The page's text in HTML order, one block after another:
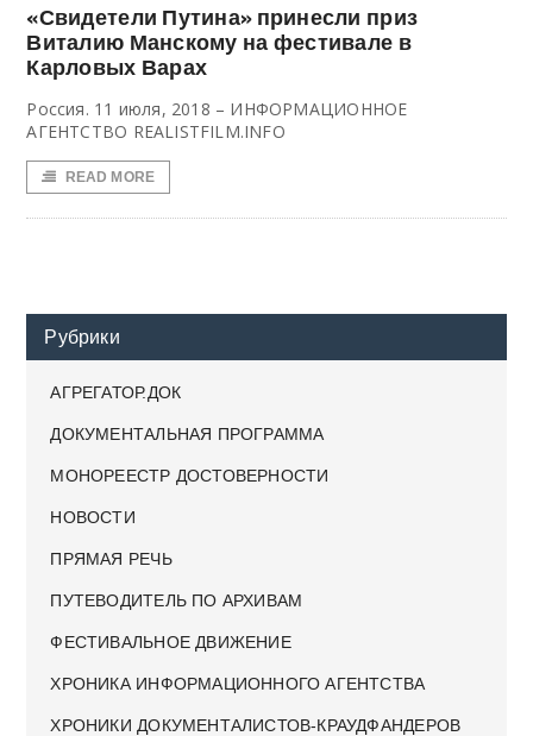
«Свидетели Путина» принесли приз
Виталию Манскому на фестивале в
Карловых Варах
Россия. 11 июля, 2018 – ИНФОРМАЦИОННОЕ
АГЕНТСТВО REALISTFILM.INFO
READ MORE
Рубрики
АГРЕГАТОР.ДОК
ДОКУМЕНТАЛЬНАЯ ПРОГРАММА
МОНОРЕЕСТР ДОСТОВЕРНОСТИ
НОВОСТИ
ПРЯМАЯ РЕЧЬ
ПУТЕВОДИТЕЛЬ ПО АРХИВАМ
ФЕСТИВАЛЬНОЕ ДВИЖЕНИЕ
ХРОНИКА ИНФОРМАЦИОННОГО АГЕНТСТВА
ХРОНИКИ ДОКУМЕНТАЛИСТОВ-КРАУДФАНДЕРОВ